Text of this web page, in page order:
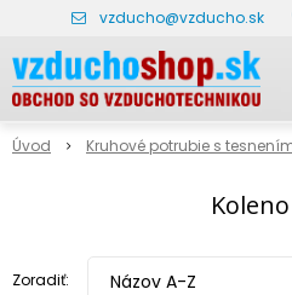
vzducho@vzducho.sk
Úvod Kruhové potrubie s
Zoradiť: Názov A-Z